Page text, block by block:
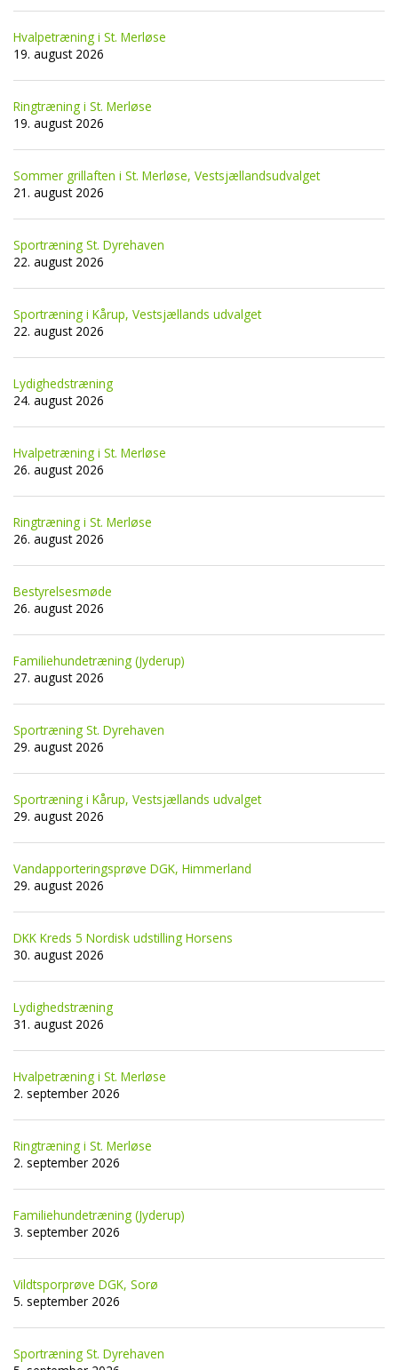
Hvalpetræning i St. Merløse
19. august 2026
Ringtræning i St. Merløse
19. august 2026
Sommer grillaften i St. Merløse, Vestsjællandsudvalget
21. august 2026
Sportræning St. Dyrehaven
22. august 2026
Sportræning i Kårup, Vestsjællands udvalget
22. august 2026
Lydighedstræning
24. august 2026
Hvalpetræning i St. Merløse
26. august 2026
Ringtræning i St. Merløse
26. august 2026
Bestyrelsesmøde
26. august 2026
Familiehundetræning (Jyderup)
27. august 2026
Sportræning St. Dyrehaven
29. august 2026
Sportræning i Kårup, Vestsjællands udvalget
29. august 2026
Vandapporteringsprøve DGK, Himmerland
29. august 2026
DKK Kreds 5 Nordisk udstilling Horsens
30. august 2026
Lydighedstræning
31. august 2026
Hvalpetræning i St. Merløse
2. september 2026
Ringtræning i St. Merløse
2. september 2026
Familiehundetræning (Jyderup)
3. september 2026
Vildtsporprøve DGK, Sorø
5. september 2026
Sportræning St. Dyrehaven